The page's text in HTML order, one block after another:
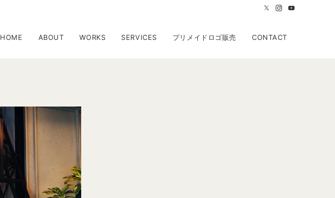
HOME ABOUT WORKS SERVICES プリメイドロゴ販売 CONTACT